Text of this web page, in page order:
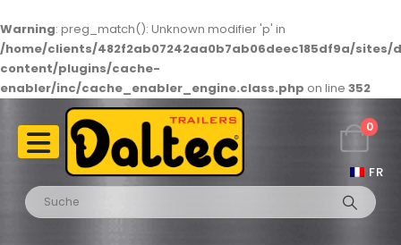
Warning: preg_match(): Unknown modifier 'p' in
/home/clients/482f2ab07242aa0b7ab06deec185df9a/
content/plugins/cache-
enabler/inc/cache_enabler_engine.class.php on line 352
FR
0